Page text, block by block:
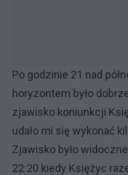
Po godzinie 21 nad
horyzontem było
zjawisko koniunkcji
udało mi się wykonać
Zjawisko było
22:20 kiedy Księżyc